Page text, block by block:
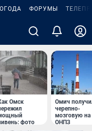
ФОРУМЫ
Омск
фото
Омич
черепно-
мозговую на
ОНПЗ